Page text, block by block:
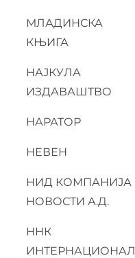
МЛАДИНСКА
КЊИГА
НАЈКУЛА
ИЗДАВАШТВО
НАРАТОР
НЕВЕН
НИД КОМПАНИЈА
НОВОСТИ А.Д.
ННК
ИНТЕРНАЦИОНАЛ